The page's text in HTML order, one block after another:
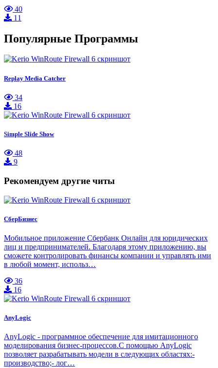
40
11
Популярные Программы
Replay Media Catcher
34
16
Simple Slide Show
48
9
Рекомендуем другие читы
СберБизнес
Мобильное приложение Сбербанк Онлайн для юридических
лиц и предпринимателей. Благодаря этому приложению, вы
сможете контролировать финансы компании и управлять ими
в любой момент, использ…
36
16
AnyLogic
AnyLogic - программное обеспечение для имитационного
моделирования бизнес-процессов.С помощью AnyLogic
позволяет разрабатывать модели в следующих областях:-
производство;- лог…